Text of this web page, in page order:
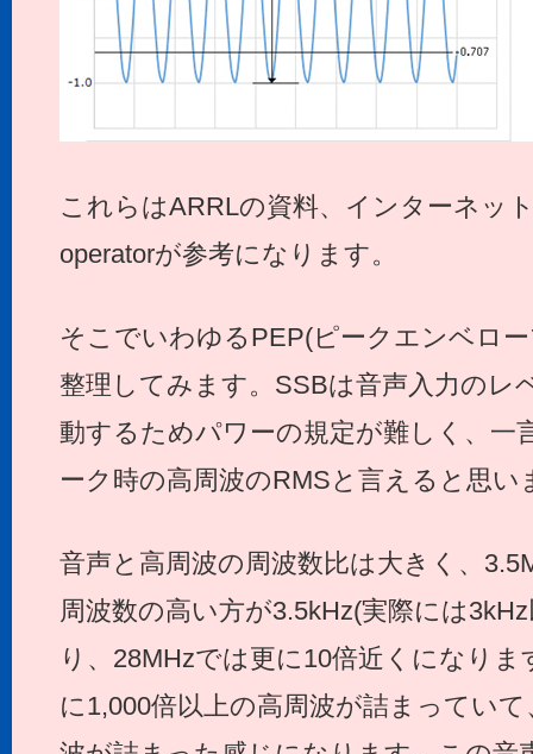
これらはARRLの資料、インターネッ
operatorが参考になります。
そこでいわゆるPEP(ピークエンベロ
整理してみます。SSBは音声入力のレ
動するためパワーの規定が難しく、一
ーク時の高周波のRMSと言えると思い
音声と高周波の周波数比は大きく、
周波数の高い方が3.5kHz(実際には
り、28MHzでは更に10倍近くになり
に1,000倍以上の高周波が詰まってい